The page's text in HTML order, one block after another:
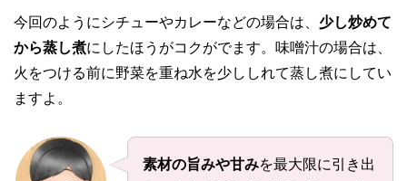
今回のようにシチューやカレーなどの場合は、 少し炒めて
から蒸し煮にしたほうがコクがでます。味噌汁の場合は、
火をつける前に野菜を重ね水を少ししれて蒸し煮にしてい
ますよ。
素材の旨みや甘みを最大限に引き出